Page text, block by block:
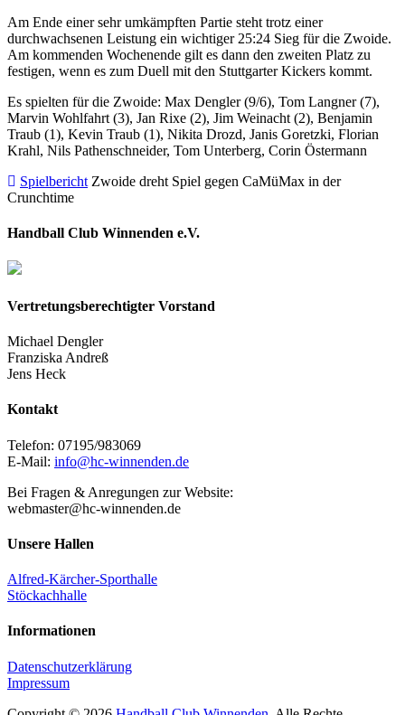
Am Ende einer sehr umkämpften Partie steht trotz einer
durchwachsenen Leistung ein wichtiger 25:24 Sieg für die Zwoide.
Am kommenden Wochenende gilt es dann den zweiten Platz zu
festigen, wenn es zum Duell mit den Stuttgarter Kickers kommt.
Es spielten für die Zwoide: Max Dengler (9/6), Tom Langner (7),
Marvin Wohlfahrt (3), Jan Rixe (2), Jim Weinacht (2), Benjamin
Traub (1), Kevin Traub (1), Nikita Drozd, Janis Goretzki, Florian
Krahl, Nils Pathenschneider, Tom Unterberg, Corin Östermann
Spielbericht Zwoide dreht Spiel gegen CaMüMax in der
Crunchtime
Handball Club Winnenden e.V.
Vertretungsberechtigter Vorstand
Michael Dengler
Franziska Andreß
Jens Heck
Kontakt
Telefon: 07195/983069
E-Mail: info@hc-winnenden.de
Bei Fragen & Anregungen zur Website:
webmaster@hc-winnenden.de
Unsere Hallen
Alfred-Kärcher-Sporthalle
Stöckachhalle
Informationen
Datenschutzerklärung
Impressum